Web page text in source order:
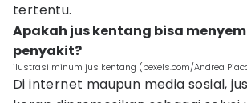
tertentu.
Apakah jus kentang bisa
penyakit?
ilustrasi minum jus kentang (pexels.com/Andrea
Di internet maupun media sosial,